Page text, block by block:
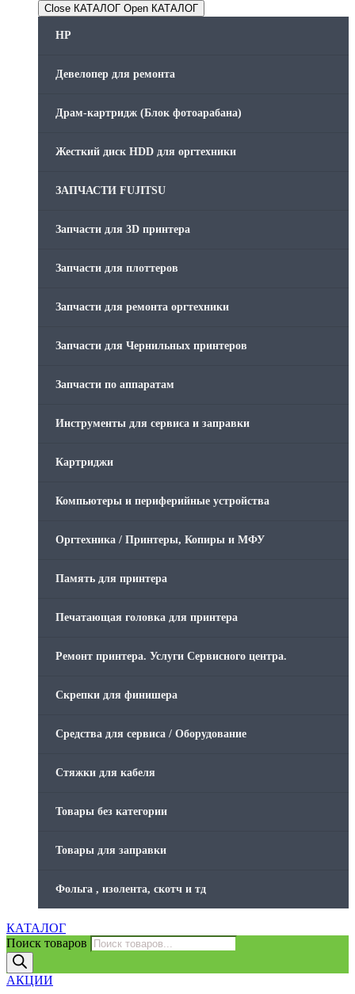
Close КАТАЛОГ Open КАТАЛОГ
HP
Девелопер для ремонта
Драм-картридж (Блок фотоарабана)
Жесткий диск HDD для оргтехники
ЗАПЧАСТИ FUJITSU
Запчасти для 3D принтера
Запчасти для плоттеров
Запчасти для ремонта оргтехники
Запчасти для Чернильных принтеров
Запчасти по аппаратам
Инструменты для сервиса и заправки
Картриджи
Компьютеры и периферийные устройства
Оргтехника / Принтеры, Копиры и МФУ
Память для принтера
Печатающая головка для принтера
Ремонт принтера. Услуги Сервисного центра.
Скрепки для финишера
Средства для сервиса / Оборудование
Стяжки для кабеля
Товары без категории
Товары для заправки
Фольга , изолента, скотч и тд
КАТАЛОГ
Поиск товаров
АКЦИИ